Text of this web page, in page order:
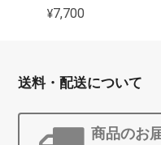
¥7,700
送料・配送について
商品のお